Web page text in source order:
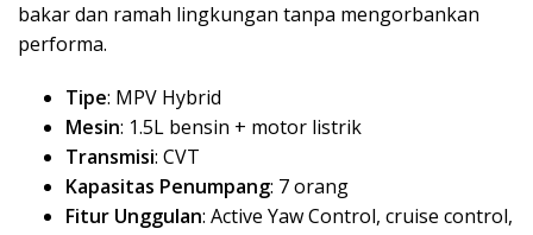
bakar dan ramah lingkungan tanpa mengorbankan
performa.
Tipe: MPV Hybrid
Mesin: 1.5L bensin + motor listrik
Transmisi: CVT
Kapasitas Penumpang: 7 orang
Fitur Unggulan: Active Yaw Control, cruise control,